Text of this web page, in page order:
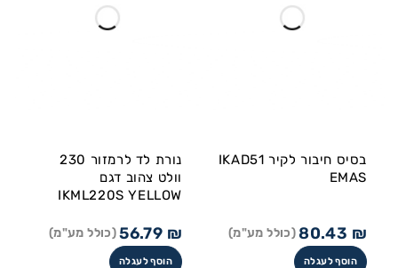
בסיס חיבור לקיר IKAD51
EMAS
80.43 ₪ (כולל מע"מ)
הוסף לעגלה
נורת לד לרמזור 230
וולט צהוב דגם
IKML220S YELLOW
56.79 ₪ (כולל מע"מ)
הוסף לעגלה